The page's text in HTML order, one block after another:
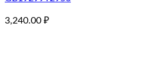
3,240.00 ₽